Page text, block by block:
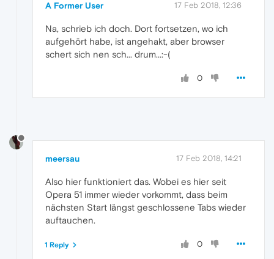
A Former User 17 Feb 2018, 12:36
Na, schrieb ich doch. Dort fortsetzen, wo ich
aufgehört habe, ist angehakt, aber browser
schert sich nen sch... drum...:-(
0
meersau 17 Feb 2018, 14:21
Also hier funktioniert das. Wobei es hier seit
Opera 51 immer wieder vorkommt, dass beim
nächsten Start längst geschlossene Tabs wieder
auftauchen.
0
1 Reply